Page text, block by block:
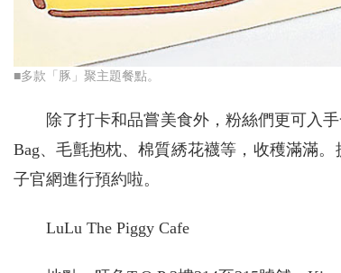
■多款「豚」聚主題餐點。
除了打卡和品嘗美食外，粉絲們更可入
Bag、毛氈抱枕、棉質綉花襪等，收穫滿滿
子官網進行預約啦。
LuLu The Piggy Cafe